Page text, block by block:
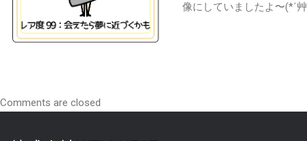
像にしていましたよ〜(*´
Comments are closed